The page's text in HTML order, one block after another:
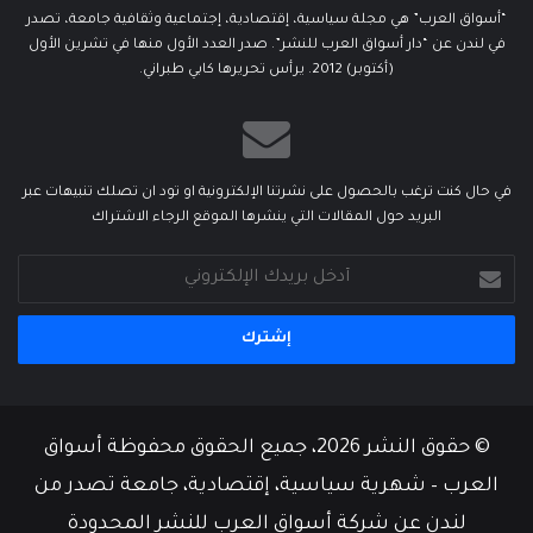
“أسواق العرب” هي مجلة سياسية، إقتصادية، إجتماعية وثقافية جامعة، تصدر
في لندن عن “دار أسواق العرب للنشر”. صدر العدد الأول منها في تشرين الأول
(أكتوبر) 2012. يرأس تحريرها كابي طبراني.
في حال كنت ترغب بالحصول على نشرتنا الإلكترونية او تود ان تصلك تنبيهات عبر
البريد حول المقالات التي ينشرها الموقع الرجاء الاشتراك
بريدك
الإلكتروني
© حقوق النشر 2026، جميع الحقوق محفوظة أسواق
العرب – شهرية سياسية، إقتصادية، جامعة تصدر من
لندن عن شركة أسواق العرب للنشر المحدودة